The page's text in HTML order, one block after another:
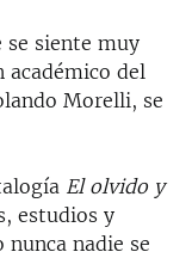
se siente muy
académico del
Morelli, se
El olvido y
estudios y
nadie se